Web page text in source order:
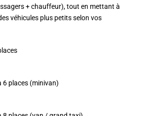
+ chauffeur), tout en mettant à
véhicules plus petits selon vos
6 places (minivan)